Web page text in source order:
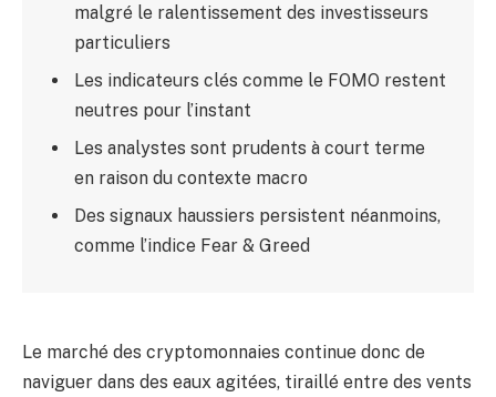
malgré le ralentissement des investisseurs
particuliers
Les indicateurs clés comme le FOMO restent
neutres pour l’instant
Les analystes sont prudents à court terme
en raison du contexte macro
Des signaux haussiers persistent néanmoins,
comme l’indice Fear & Greed
Le marché des cryptomonnaies continue donc de
naviguer dans des eaux agitées, tiraillé entre des vents